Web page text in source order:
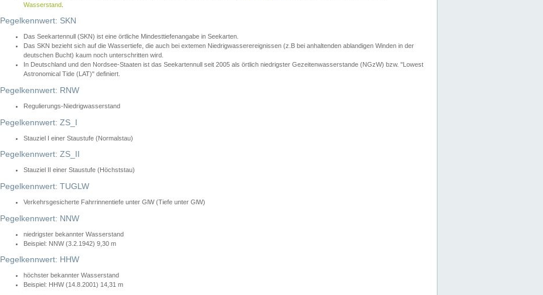
Wasserstand
Pegelkennwert: SKN
Das Seekartennull (SKN) ist eine örtliche Mindesttiefenangabe in Seekarten.
Das SKN bezieht sich auf die Wassertiefe, die auch bei extemen Niedrigwasserereignissen (z.B bei anhaltenden ablandigen Winden in der
deutschen Bucht) kaum noch unterschritten wird.
In Deutschland und den Nordsee-Staaten ist das Seekartennull seit 2005 als örtlich niedrigster Gezeitenwasserstande (NGzW) bzw. "Lowest
Astronomical Tide (LAT)" definiert.
Pegelkennwert: RNW
Regulierungs-Niedrigwasserstand
Pegelkennwert: ZS_I
Stauziel I einer Staustufe (Normalstau)
Pegelkennwert: ZS_II
Stauziel II einer Staustufe (Höchststau)
Pegelkennwert: TUGLW
Verkehrsgesicherte Fahrrinnentiefe unter GlW (Tiefe unter GlW)
Pegelkennwert: NNW
niedrigster bekannter Wasserstand
Beispiel: NNW (3.2.1942) 9,30 m
Pegelkennwert: HHW
höchster bekannter Wasserstand
Beispiel: HHW (14.8.2001) 14,31 m